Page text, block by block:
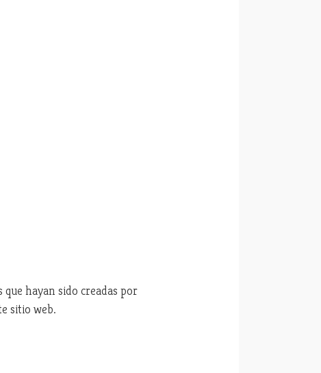
hayan sido creadas por
sitio web.